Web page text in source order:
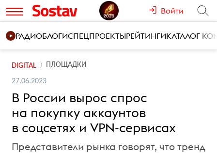
Войти
РАДИОБЛОГИСПЕЦПРОЕКТЫРЕЙТИНГИКАТАЛОГ
DIGITAL ПЛОЩАДКИ
27.06.2023
В России вырос спрос
на покупку аккаунтов
в соцсетях и VPN-сервисах
Представители рынка говорят, что тренд